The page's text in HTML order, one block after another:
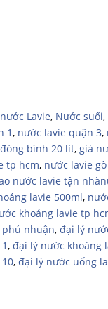
Lavie, Nước suối,
1 , nước lavie quận 3,
bình 20 lít, giá
tp hcm, nước lavie
nước lavie tận
lavie 500ml,
khoáng lavie tp
nhuận, đại lý
, đại lý nước khoáng
, đại lý nước uống